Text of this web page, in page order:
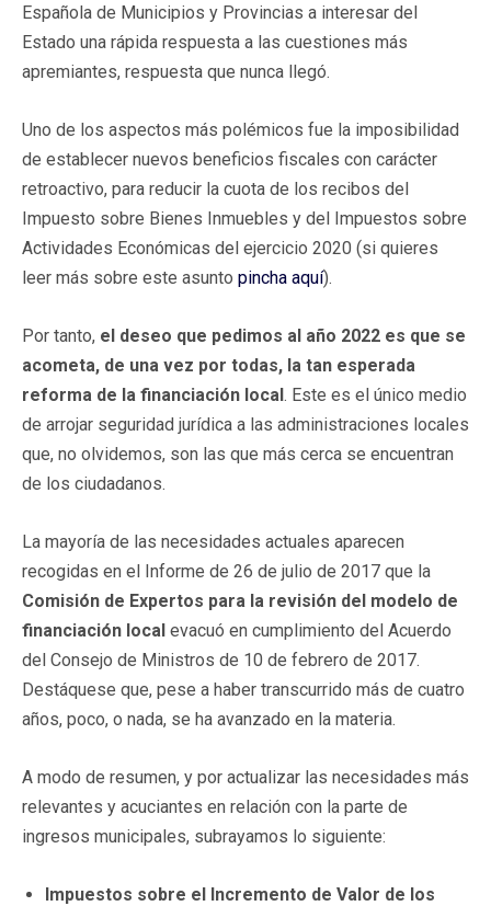
Española de Municipios y Provincias a interesar del
Estado una rápida respuesta a las cuestiones más
apremiantes, respuesta que nunca llegó.
Uno de los aspectos más polémicos fue la imposibilidad
de establecer nuevos beneficios fiscales con carácter
retroactivo, para reducir la cuota de los recibos del
Impuesto sobre Bienes Inmuebles y del Impuestos sobre
Actividades Económicas del ejercicio 2020 (si quieres
leer más sobre este asunto pincha aquí).
Por tanto, el deseo que pedimos al año 2022 es que se
acometa, de una vez por todas, la tan esperada
reforma de la financiación local. Este es el único medio
de arrojar seguridad jurídica a las administraciones locales
que, no olvidemos, son las que más cerca se encuentran
de los ciudadanos.
La mayoría de las necesidades actuales aparecen
recogidas en el Informe de 26 de julio de 2017 que la
Comisión de Expertos para la revisión del modelo de
financiación local evacuó en cumplimiento del Acuerdo
del Consejo de Ministros de 10 de febrero de 2017.
Destáquese que, pese a haber transcurrido más de cuatro
años, poco, o nada, se ha avanzado en la materia.
A modo de resumen, y por actualizar las necesidades más
relevantes y acuciantes en relación con la parte de
ingresos municipales, subrayamos lo siguiente:
Impuestos sobre el Incremento de Valor de los